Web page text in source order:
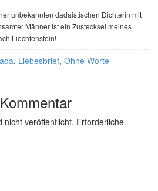
unbekannten dadaistischen Dichterin mit
Männer ist ein Zustecksel meines
Liechtenstein!
, Liebesbrief, Ohne Worte
nicht veröffentlicht. Erforderliche